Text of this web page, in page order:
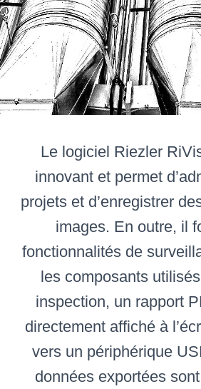
Le logiciel Riezler
innovant et permet
projets et d’enregistrer
images. En outre, il
fonctionnalités de
les composants
inspection, un rapport
directement affiché à
vers un périphérique
données exportées